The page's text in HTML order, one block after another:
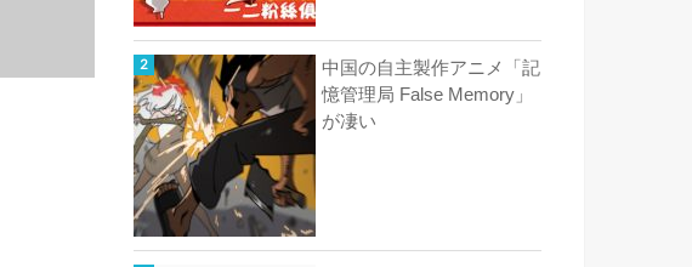
中国の自主製作アニメ「記
憶管理局 False Memory」
が凄い